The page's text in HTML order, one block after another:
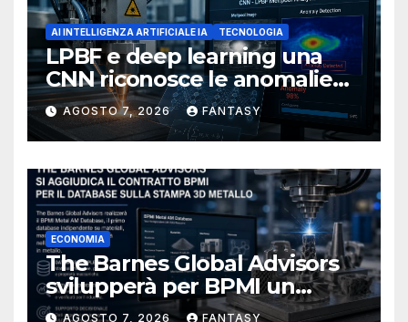
AI INTELLIGENZA ARTIFICIALE IA TECNOLOGIA
LPBF e deep learning una
CNN riconosce le anomalie
del bagno di fusione
AGOSTO 7, 2026 FANTASY
ECONOMIA
The Barnes Global Advisors
svilupperà per BPMI un
database per la stampa 3D
AGOSTO 7, 2026 FANTASY